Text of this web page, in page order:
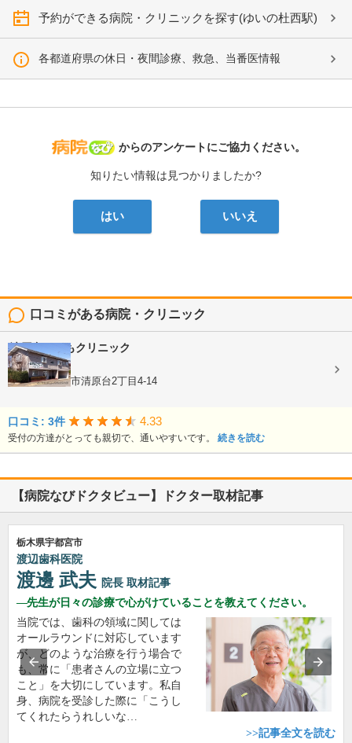
予約ができる病院・クリニックを探す(ゆいの杜西駅)
各都道府県の休日・夜間診療、救急、当番医情報
病院なび
からのアンケートにご協力ください。
知りたい情報は見つかりましたか?
はい いいえ
口コミがある病院・クリニック
清原台こどもクリニック
内科, 小児科
栃木県宇都宮市清原台2丁目4-14
口コミ: 3件 4.33
受付の方達がとっても親切で、通いやすいです。 続きを読む
【病院なびドクタビュー】ドクター取材記事
栃木県宇都宮市
渡辺歯科医院
渡邊 武夫 院長 取材記事
先生が日々の診療で心がけていることを教えてください。
当院では、歯科の領域に関しては
オールラウンドに対応しています
が、どのような治療を行う場合で
も、常に「患者さんの立場に立つ
こと」を大切にしています。私自
身、病院を受診した際に「こうし
てくれたらうれしいな…
>>記事全文を読む